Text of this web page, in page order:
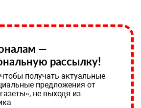
—
рассылку!
получать актуальные
предложения от
не выходя из